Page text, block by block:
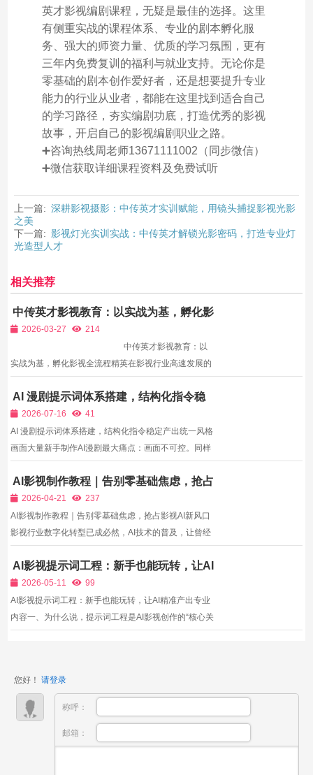
英才影视编剧课程，无疑是最佳的选择。这里
有侧重实战的课程体系、专业的剧本孵化服
务、强大的师资力量、优质的学习氛围，更有
三年内免费复训的福利与就业支持。无论你是
零基础的剧本创作爱好者，还是想要提升专业
能力的行业从业者，都能在这里找到适合自己
的学习路径，夯实编剧功底，打造优秀的影视
故事，开启自己的影视编剧职业之路。
➕咨询热线周老师13671111002（同步微信）
➕微信获取详细课程资料及免费试听
上一篇: 深耕影视摄影：中传英才实训赋能，用镜头捕捉影视光影
之美
下一篇: 影视灯光实训实战：中传英才解锁光影密码，打造专业灯
光造型人才
相关推荐
中传英才影视教育：以实战为基，孵化影
视全流程精英
2026-03-27
214
中传英才影视教育：以
实战为基，孵化影视全流程精英在影视行业高速发展的
实战能力与作品成果成为入行核心竞争力。中传英才影
视教育深耕成人影视教育多年，...
AI 漫剧提示词体系搭建，结构化指令稳
定产出统一风格画面
2026-07-16
41
AI 漫剧提示词体系搭建，结构化指令稳定产出统一风格
画面大量新手制作AI漫剧最大痛点：画面不可控。同样
场景时而明亮、时而昏暗，整部剧集画风割裂。造成这
类问题的核心原因，就是提示词零散、没有标准化体
系，每次...
AI影视制作教程｜告别零基础焦虑，抢占
影视AI新风口
2026-04-21
237
AI影视制作教程｜告别零基础焦虑，抢占影视AI新风口
影视行业数字化转型已成必然，AI技术的普及，让曾经
摄设备、专业的团队协作，也不再需要多年的行业积
累，一台电脑、一套实战课程，就能让你轻松入局AI影
视赛道，...
AI影视提示词工程：新手也能玩转，让AI
精准产出专业内容
2026-05-11
99
AI影视提示词工程：新手也能玩转，让AI精准产出专业
内容一、为什么说，提示词工程是AI影视创作的“核心关
效果，...
您好！ 请登录
称呼：
邮箱：